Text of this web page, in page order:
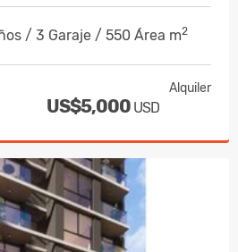
/ 3 Garaje / 550 Área m2
Alquiler
US$5,000 USD